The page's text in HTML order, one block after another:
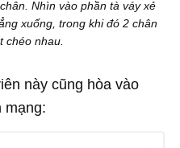
Nhìn vào phần tà váy xẻ
xuống, trong khi đó 2 chân
chéo nhau.
này cũng hòa vào
mạng: